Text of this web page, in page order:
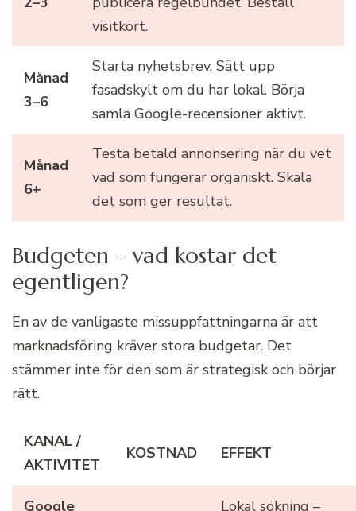
visitkort.
Månad
3–6
Starta nyhetsbrev. Sätt upp
fasadskylt om du har lokal. Börja
samla Google-recensioner aktivt.
Månad
6+
Testa betald annonsering när du vet
vad som fungerar organiskt. Skala
det som ger resultat.
Budgeten – vad kostar det
egentligen?
En av de vanligaste missuppfattningarna är att
marknadsföring kräver stora budgetar. Det
stämmer inte för den som är strategisk och börjar
rätt.
KANAL /
AKTIVITET
KOSTNAD EFFEKT
Google
Lokal sökning –